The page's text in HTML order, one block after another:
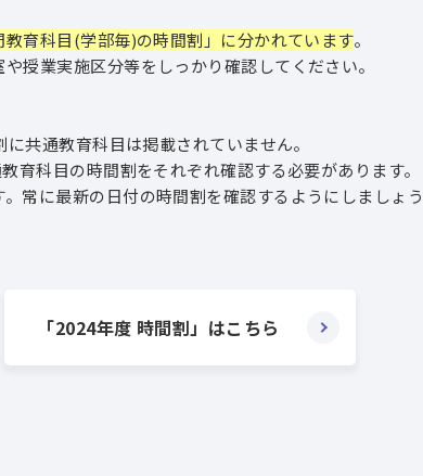
育科目(学部毎)の時間割」に分かれています。
業実施区分等をしっかり確認してください。
通教育科目は掲載されていません。
目の時間割をそれぞれ確認する必要があります。
に最新の日付の時間割を確認するようにしましょ
「2024年度 時間割」はこちら